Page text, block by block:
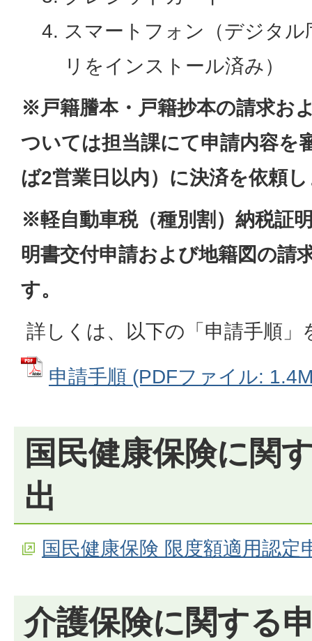
スマートフォン（デジタ
リをインストール済み）
※戸籍謄本・戸籍抄本の請求お
ついては担当課にて申請内容を
ば2営業日以内）に決済を依頼
※軽自動車税（種別割）納税証
明書交付申請および地籍図の請
す。
詳しくは、以下の「申請手順」
申請手順 (PDFファイル:
国民健康保険に関
出
国民健康保険 限度額適用認定
介護保険に関する